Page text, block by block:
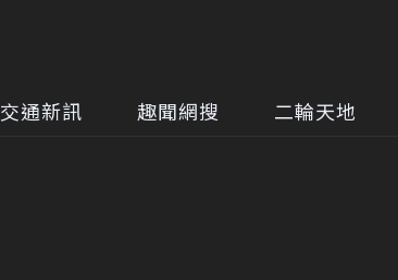
交通新訊 趣聞網搜 二輪天地